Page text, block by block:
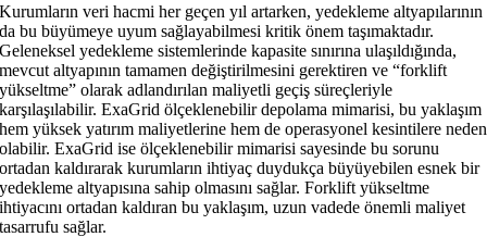
Kurumların veri hacmi her geçen yıl artarken, yedekleme altyapılarının
da bu büyümeye uyum sağlayabilmesi kritik önem taşımaktadır.
Geleneksel yedekleme sistemlerinde kapasite sınırına ulaşıldığında,
mevcut altyapının tamamen değiştirilmesini gerektiren ve “forklift
yükseltme” olarak adlandırılan maliyetli geçiş süreçleriyle
karşılaşılabilir. ExaGrid ölçeklenebilir depolama mimarisi, bu yaklaşım
hem yüksek yatırım maliyetlerine hem de operasyonel kesintilere neden
olabilir. ExaGrid ise ölçeklenebilir mimarisi sayesinde bu sorunu
ortadan kaldırarak kurumların ihtiyaç duydukça büyüyebilen esnek bir
yedekleme altyapısına sahip olmasını sağlar. Forklift yükseltme
ihtiyacını ortadan kaldıran bu yaklaşım, uzun vadede önemli maliyet
tasarrufu sağlar.